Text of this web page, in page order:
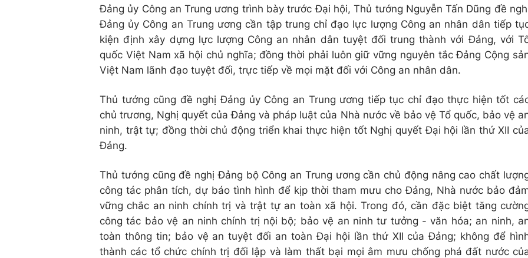
Đảng ủy Công an Trung ương trình bày trước Đại hội, Thủ tướng Nguyễn Tấn Dũng đề
Đảng ủy Công an Trung ương cần tập trung chỉ đạo lực lượng Công an nhân dân tiếp
kiện định xây dựng lực lượng Công an nhân dân tuyệt đối trung thành với Đảng, với
quốc Việt Nam xã hội chủ nghĩa; đồng thời phải luôn giữ vững nguyên tắc Đảng Cộng
Việt Nam lãnh đạo tuyệt đối, trực tiếp về mọi mặt đối với Công an nhân dân.
Thủ tướng cũng đề nghị Đảng ủy Công an Trung ương tiếp tục chỉ đạo thực hiện tốt
chủ trương, Nghị quyết của Đảng và pháp luật của Nhà nước về bảo vệ Tổ quốc, bảo vệ
ninh, trật tự; đồng thời chủ động triển khai thực hiện tốt Nghị quyết Đại hội lần thứ XII
Đảng.
Thủ tướng cũng đề nghị Đảng bộ Công an Trung ương cần chủ động nâng cao chất
công tác phân tích, dự báo tình hình để kịp thời tham mưu cho Đảng, Nhà nước bảo
vững chắc an ninh chính trị và trật tự an toàn xã hội. Trong đó, cần đặc biệt tăng
công tác bảo vệ an ninh chính trị nội bộ; bảo vệ an ninh tư tưởng - văn hóa; an ninh,
toàn thông tin; bảo vệ an tuyệt đối an toàn Đại hội lần thứ XII của Đảng; không để
thành các tổ chức chính trị đối lập và làm thất bại mọi âm mưu chống phá đất nước